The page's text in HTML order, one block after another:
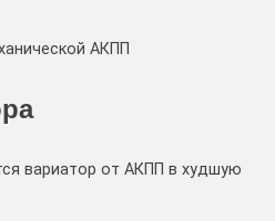
АКПП
вариатор от АКПП в худшую